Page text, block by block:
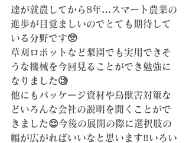
達が就農してから8年…スマート農業の
進歩が目覚ましいのでとても期待して
いる分野です🥺
草刈ロボットなど梨園でも実用できそ
うな機械を今回見ることができ勉強に
なりました🧐
他にもパッケージ資材や鳥獣害対策な
どいろんな会社の説明を聞くことがで
きました😌今後の展開の際に選択肢の
幅が広がればいいなと思います‼️いろい